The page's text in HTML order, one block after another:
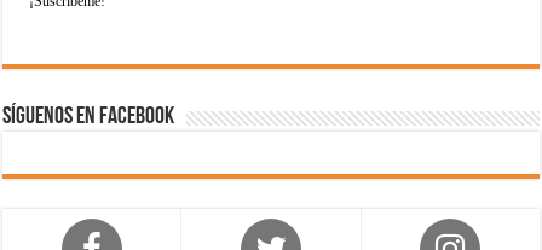
Síguenos en Facebook